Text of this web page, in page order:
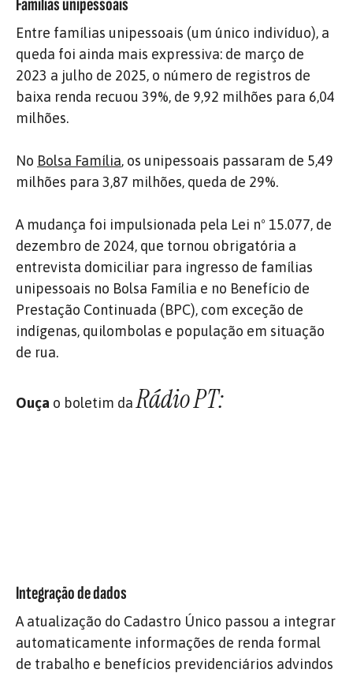
Famílias unipessoais
Entre famílias unipessoais (um único indivíduo), a
queda foi ainda mais expressiva: de março de
2023 a julho de 2025, o número de registros de
baixa renda recuou 39%, de 9,92 milhões para 6,04
milhões.
No Bolsa Família, os unipessoais passaram de 5,49
milhões para 3,87 milhões, queda de 29%.
A mudança foi impulsionada pela Lei nº 15.077, de
dezembro de 2024, que tornou obrigatória a
entrevista domiciliar para ingresso de famílias
unipessoais no Bolsa Família e no Benefício de
Prestação Continuada (BPC), com exceção de
indígenas, quilombolas e população em situação
de rua.
Ouça o boletim da Rádio PT:
Integração de dados
A atualização do Cadastro Único passou a integrar
automaticamente informações de renda formal
de trabalho e benefícios previdenciários advindos